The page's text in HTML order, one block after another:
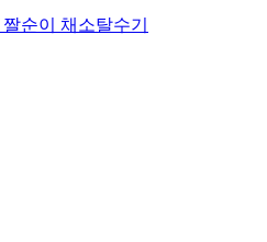
순이 채소탈수기